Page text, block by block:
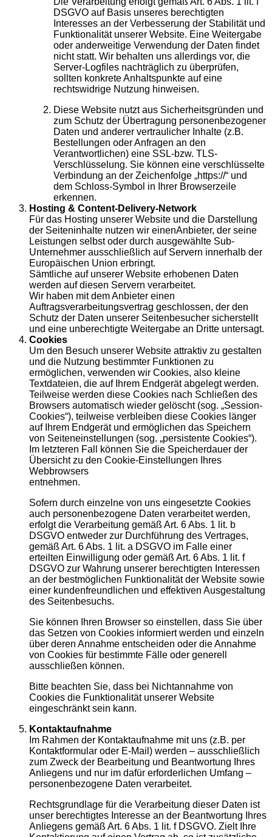
DSGVO auf Basis unseres berechtigten
Interesses an der Verbesserung der Stabilität und
Funktionalität unserer Website. Eine Weitergabe
oder anderweitige Verwendung der Daten findet
nicht statt. Wir behalten uns allerdings vor, die
Server-Logfiles nachträglich zu überprüfen,
sollten konkrete Anhaltspunkte auf eine
rechtswidrige Nutzung hinweisen.
Diese Website nutzt aus Sicherheitsgründen und
zum Schutz der Übertragung personenbezogener
Daten und anderer vertraulicher Inhalte (z.B.
Bestellungen oder Anfragen an den
Verantwortlichen) eine SSL-bzw. TLS-
Verschlüsselung. Sie können eine verschlüsselte
Verbindung an der Zeichenfolge „https://“ und
dem Schloss-Symbol in Ihrer Browserzeile
erkennen.
Hosting & Content-Delivery-Network
Für das Hosting unserer Website und die Darstellung
der Seiteninhalte nutzen wir einenAnbieter, der seine
Leistungen selbst oder durch ausgewählte Sub-
Unternehmer ausschließlich auf Servern innerhalb der
Europäischen Union erbringt.
Sämtliche auf unserer Website erhobenen Daten
werden auf diesen Servern verarbeitet.
Wir haben mit dem Anbieter einen
Auftragsverarbeitungsvertrag geschlossen, der den
Schutz der Daten unserer Seitenbesucher sicherstellt
und eine unberechtigte Weitergabe an Dritte untersagt.
Cookies
Um den Besuch unserer Website attraktiv zu gestalten
und die Nutzung bestimmter Funktionen zu
ermöglichen, verwenden wir Cookies, also kleine
Textdateien, die auf Ihrem Endgerät abgelegt werden.
Teilweise werden diese Cookies nach Schließen des
Browsers automatisch wieder gelöscht (sog. „Session-
Cookies“), teilweise verbleiben diese Cookies länger
auf Ihrem Endgerät und ermöglichen das Speichern
von Seiteneinstellungen (sog. „persistente Cookies“).
Im letzteren Fall können Sie die Speicherdauer der
Übersicht zu den Cookie-Einstellungen Ihres
Webbrowsers
entnehmen.
Sofern durch einzelne von uns eingesetzte Cookies
auch personenbezogene Daten verarbeitet werden,
erfolgt die Verarbeitung gemäß Art. 6 Abs. 1 lit. b
DSGVO entweder zur Durchführung des Vertrages,
gemäß Art. 6 Abs. 1 lit. a DSGVO im Falle einer
erteilten Einwilligung oder gemäß Art. 6 Abs. 1 lit. f
DSGVO zur Wahrung unserer berechtigten Interessen
an der bestmöglichen Funktionalität der Website sowie
einer kundenfreundlichen und effektiven Ausgestaltung
des Seitenbesuchs.
Sie können Ihren Browser so einstellen, dass Sie über
das Setzen von Cookies informiert werden und einzeln
über deren Annahme entscheiden oder die Annahme
von Cookies für bestimmte Fälle oder generell
ausschließen können.
Bitte beachten Sie, dass bei Nichtannahme von
Cookies die Funktionalität unserer Website
eingeschränkt sein kann.
Kontaktaufnahme
Im Rahmen der Kontaktaufnahme mit uns (z.B. per
Kontaktformular oder E-Mail) werden – ausschließlich
zum Zweck der Bearbeitung und Beantwortung Ihres
Anliegens und nur im dafür erforderlichen Umfang –
personenbezogene Daten verarbeitet.
Rechtsgrundlage für die Verarbeitung dieser Daten ist
unser berechtigtes Interesse an der Beantwortung Ihres
Anliegens gemäß Art. 6 Abs. 1 lit. f DSGVO. Zielt Ihre